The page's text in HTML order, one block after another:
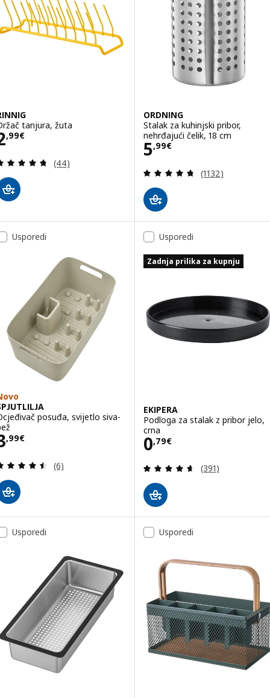
tanjura, žuta
,99€ 2,99€
Revizija: 4.7 od 5 zvjezdica. Ukupno recenzija:
(44)
ORDNING
Stalak za kuhinjski pribor,
nehrđajući čelik, 18 cm
5,99€
Cijena 5,99€
Revizija: 4.7
(1132)
Usporedi
posuđa, svijetlo siva-
,99€ 3,99€
Revizija: 4.5 od 5 zvjezdica. Ukupno recenzija:
(6)
Usporedi
Zadnja prilika za kupnju
EKIPERA
Podloga za stalak z pribor jelo,
crna
0,79€
Cijena 0,79€
Revizija: 4.6
(391)
Usporedi Usporedi